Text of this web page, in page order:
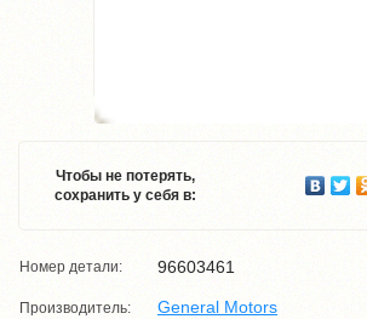
Чтобы не потерять,
сохранить у себя в:
Номер детали: 96603461
Производитель: General Motors